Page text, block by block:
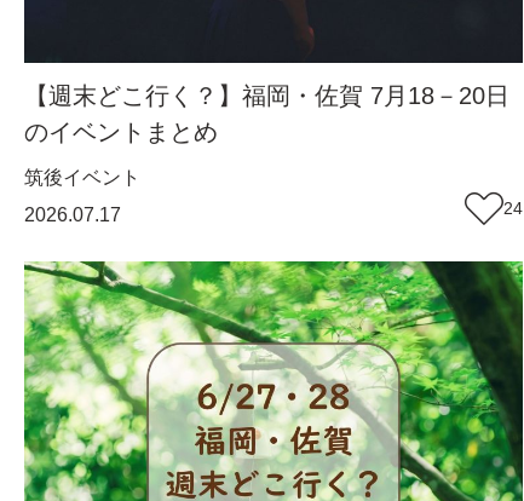
【週末どこ行く？】福岡・佐賀 7月18－20日
のイベントまとめ
筑後イベント
2026.07.17
24